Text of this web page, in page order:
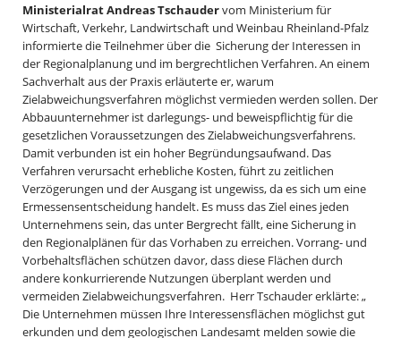
Ministerialrat Andreas Tschaudervom Ministerium für
Wirtschaft, Verkehr, Landwirtschaft und Weinbau Rheinland-Pfalz
informierte die Teilnehmer über die Sicherung der Interessen in
der Regionalplanung und im bergrechtlichen Verfahren. An einem
Sachverhalt aus der Praxis erläuterte er, warum
Zielabweichungsverfahren möglichst vermieden werden sollen. Der
Abbauunternehmer ist darlegungs- und beweispflichtig für die
gesetzlichen Voraussetzungen des Zielabweichungsverfahrens.
Damit verbunden ist ein hoher Begründungsaufwand. Das
Verfahren verursacht erhebliche Kosten, führt zu zeitlichen
Verzögerungen und der Ausgang ist ungewiss, da es sich um eine
Ermessensentscheidung handelt. Es muss das Ziel eines jeden
Unternehmens sein, das unter Bergrecht fällt, eine Sicherung in
den Regionalplänen für das Vorhaben zu erreichen. Vorrang- und
Vorbehaltsflächen schützen davor, dass diese Flächen durch
andere konkurrierende Nutzungen überplant werden und
vermeiden Zielabweichungsverfahren. Herr Tschauder erklärte: „
Die Unternehmen müssen Ihre Interessensflächen möglichst gut
erkunden und dem geologischen Landesamt melden sowie die